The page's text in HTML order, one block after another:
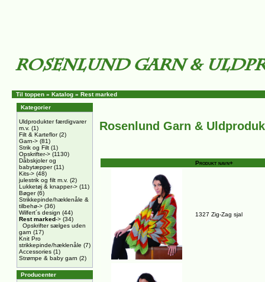
Til toppen » Katalog » Rest marked
Kategorier
Uldprodukter færdigvarer
m.v. (1)
Filt & Karteflor(2)
Garn-> (81)
Strik og Filt (1)
Opskrifter-> (1130)
Dåbskjoler og
babytæpper(11)
Kits-> (48)
julestrik og filt m.v. (2)
Lukketøj & knapper-> (11)
Bøger(6)
Strikkepinde/hæklenåle &
tilbehø-> (36)
Wilfert´s design (44)
Rest marked-> (34)
Opskrifter sælges uden
garn (17)
Knit Pro
strikkepinde/hæklenåle (7)
Accessories (1)
Strømpe & baby garn (2)
Producenter
Rosenlund Garn &
Produkt navn+
1327 Zig-Zag sjal